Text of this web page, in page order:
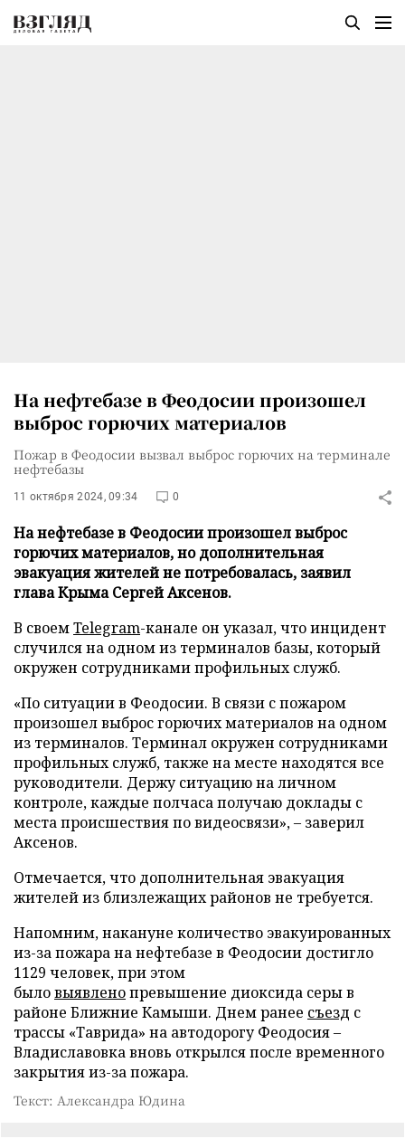
На нефтебазе в Феодосии произошел
выброс горючих материалов
Пожар в Феодосии вызвал выброс горючих на терминале
нефтебазы
11 октября 2024, 09:34 0
На нефтебазе в Феодосии произошел выброс
горючих материалов, но дополнительная
эвакуация жителей не потребовалась, заявил
глава Крыма Сергей Аксенов.
В своемTelegram-канале он указал, что инцидент
случился на одном из терминалов базы, который
окружен сотрудниками профильных служб.
«По ситуации в Феодосии. В связи с пожаром
произошел выброс горючих материалов на одном
из терминалов. Терминал окружен сотрудниками
профильных служб, также на месте находятся все
руководители. Держу ситуацию на личном
контроле, каждые полчаса получаю доклады с
места происшествия по видеосвязи», – заверил
Аксенов.
Отмечается, что дополнительная эвакуация
жителей из близлежащих районов не требуется.
Напомним, накануне количество эвакуированных
из-за пожара на нефтебазе в Феодосии достигло
1129 человек, при этом
быловыявленопревышение диоксида серы в
районе Ближние Камыши. Днем ранее съезд с
трассы «Таврида» на автодорогу Феодосия –
Владиславовка вновь открылся после временного
закрытия из-за пожара.
Текст: Александра Юдина